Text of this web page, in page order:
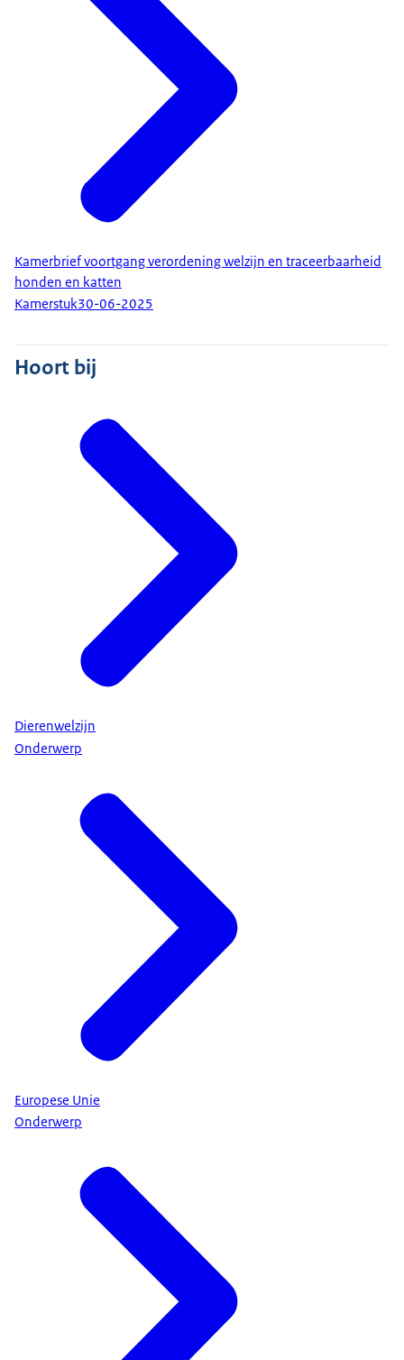
Kamerbrief voortgang verordening welzijn en traceerbaarheid
honden en katten
Kamerstuk30-06-2025
Hoort bij
Dierenwelzijn
Onderwerp
Europese Unie
Onderwerp